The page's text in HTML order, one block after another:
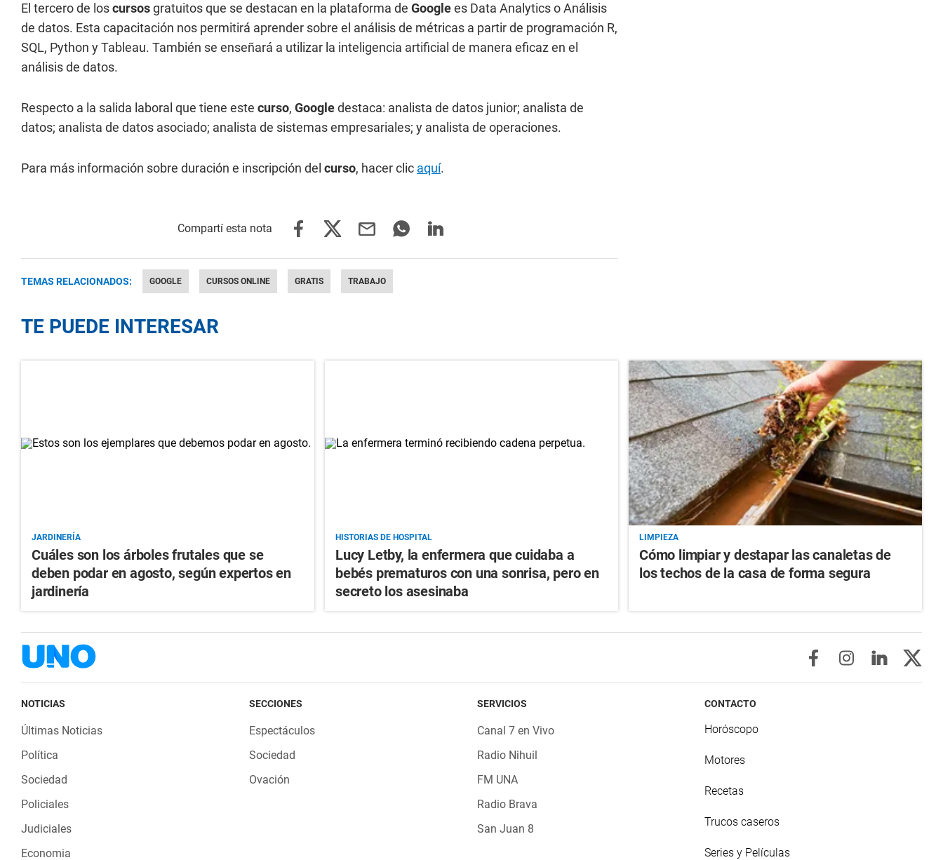
El tercero de loscursosgratuitos que se destacan en la plataforma de Googlees Data Analytics o Análisis
de datos. Esta capacitación nos permitirá aprender sobre el análisis de métricas a partir de programación R,
SQL, Python y Tableau. También se enseñará a utilizar la inteligencia artificial de manera eficaz en el
análisis de datos.
Respecto a la salida laboral que tiene este curso, Googledestaca: analista de datos junior; analista de
datos; analista de datos asociado; analista de sistemas empresariales; y analista de operaciones.
Para más información sobre duración e inscripción del curso, hacer clic aquí.
TEMAS RELACIONADOS: GOOGLE CURSOS ONLINE GRATIS TRABAJO
TE PUEDE INTERESAR
JARDINERÍA
Cuáles son los árboles frutales que se
deben podar en agosto, según expertos en
jardinería
HISTORIAS DE HOSPITAL
Lucy Letby, la enfermera que cuidaba a
bebés prematuros con una sonrisa, pero en
secreto los asesinaba
LIMPIEZA
Cómo limpiar y destapar las canaletas de
los techos de la casa de forma segura
NOTICIAS
Últimas Noticias
Política
Sociedad
Policiales
Judiciales
Economia
SECCIONES
Espectáculos
Sociedad
Ovación
SERVICIOS
Canal 7 en Vivo
Radio Nihuil
FM UNA
Radio Brava
San Juan 8
CONTACTO
Horóscopo
Motores
Recetas
Trucos caseros
Series y Películas